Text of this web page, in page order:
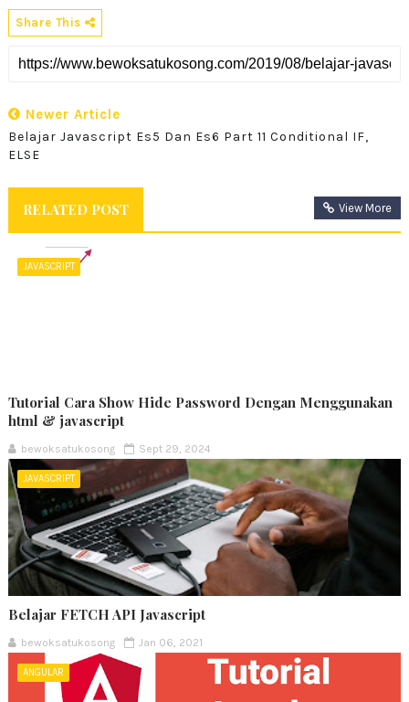
Share This
Newer Article
Belajar Javascript Es5 Dan Es6 Part 11 Conditional IF,
ELSE
RELATED POST View More
JAVASCRIPT
Tutorial Cara Show Hide Password Dengan Menggunakan
html & javascript
bewoksatukosong Sept 29, 2024
JAVASCRIPT
Belajar FETCH API Javascript
bewoksatukosong Jan 06, 2021
ANGULAR